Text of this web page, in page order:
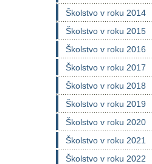
Školstvo v roku 2014
Školstvo v roku 2015
Školstvo v roku 2016
Školstvo v roku 2017
Školstvo v roku 2018
Školstvo v roku 2019
Školstvo v roku 2020
Školstvo v roku 2021
Školstvo v roku 2022